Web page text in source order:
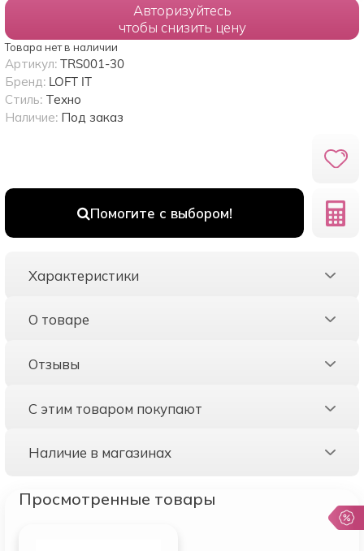
Авторизуйтесь
чтобы снизить цену
Товара нет в наличии
Помогите с выбором!
Артикул: TRS001-30
Бренд: LOFT IT
Стиль: Техно
Наличие: Под заказ
Характеристики
О товаре
Отзывы
С этим товаром покупают
Наличие в магазинах
Просмотренные товары